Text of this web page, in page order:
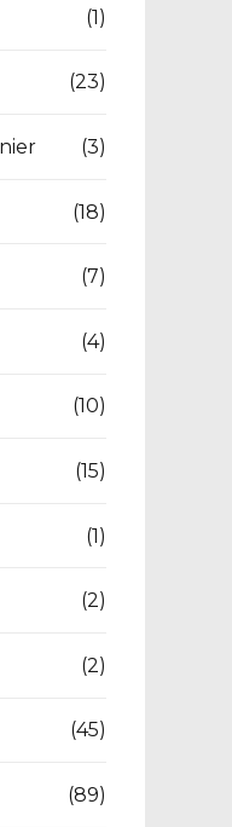
(1)
(23)
(3)
(18)
(7)
(4)
(10)
(15)
(1)
(2)
(2)
(45)
(89)